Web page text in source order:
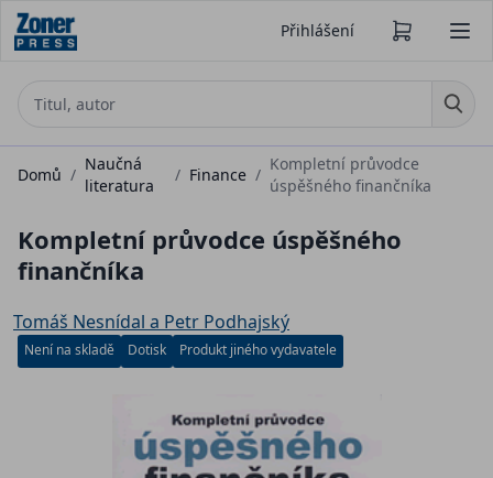
Přihlášení
Domů /
Naučná
literatura
/ Finance /
Kompletní průvodce
úspěšného finančníka
Kompletní průvodce úspěšného
finančníka
Tomáš Nesnídal a Petr Podhajský
Není na skladě Dotisk Produkt jiného vydavatele